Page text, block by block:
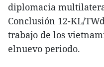
diplomacia
Conclusión 12-KL/
trabajo de los
elnuevo periodo.